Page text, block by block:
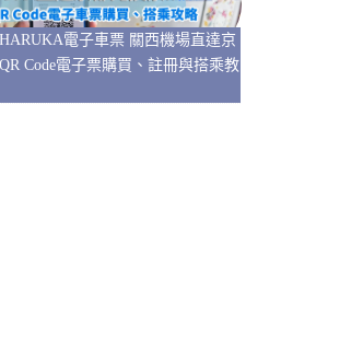
電子車票 關西機場直達京
Code電子票購買、註冊與搭乘教